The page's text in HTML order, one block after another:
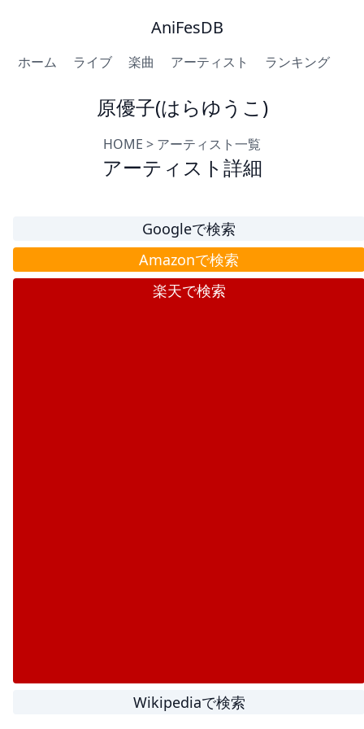
AniFesDB
ホーム ライブ 楽曲 アーティスト ランキング
原優子(はらゆうこ)
HOME > アーティスト一覧
アーティスト詳細
Googleで検索
Amazonで検索
楽天で検索
Wikipediaで検索